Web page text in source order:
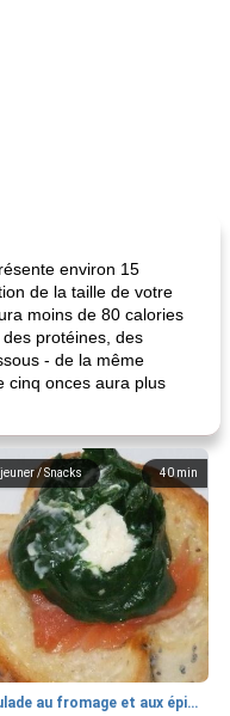
environ 15
de la taille de votre
moins de 80 calories
protéines, des
- de la même
cinq onces aura plus
40 min
/ Snacks
roulade au fromage et aux épinards